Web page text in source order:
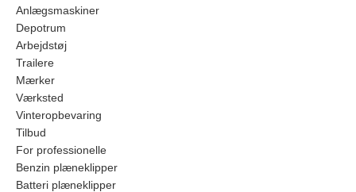
Anlægsmaskiner
Depotrum
Arbejdstøj
Trailere
Mærker
Værksted
Vinteropbevaring
Tilbud
For professionelle
Benzin plæneklipper
Batteri plæneklipper